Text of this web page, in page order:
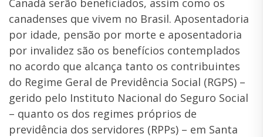
canadenses que vivem no Brasil. Aposentadoria
por idade, pensão por morte e aposentadoria
por invalidez são os benefícios contemplados
no acordo que alcança tanto os contribuintes
do Regime Geral de Previdência Social (RGPS) –
gerido pelo Instituto Nacional do Seguro Social
– quanto os dos regimes próprios de
previdência dos servidores (RPPs) – em Santa